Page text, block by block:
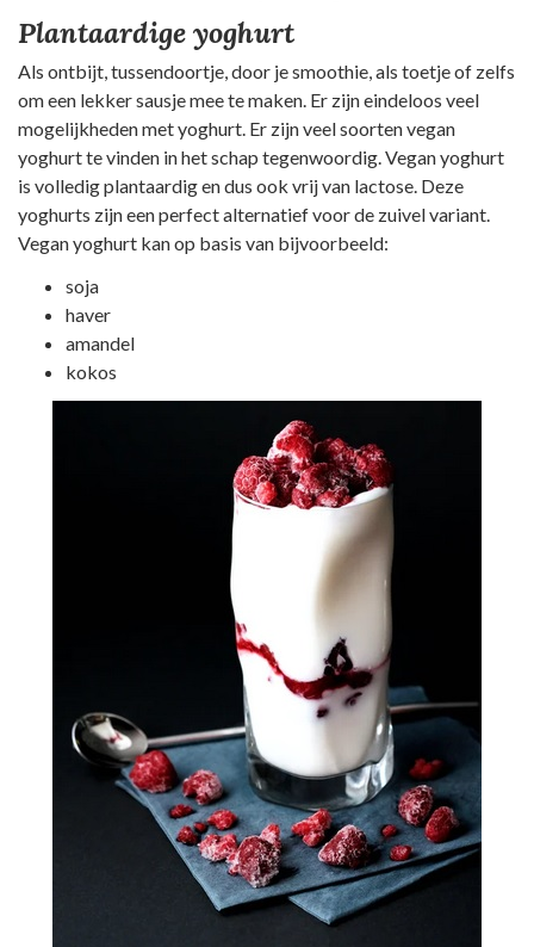
Plantaardige yoghurt
Als ontbijt, tussendoortje, door je smoothie, als toetje of zelfs
om een lekker sausje mee te maken. Er zijn eindeloos veel
mogelijkheden met yoghurt. Er zijn veel soorten vegan
yoghurt te vinden in het schap tegenwoordig. Vegan yoghurt
is volledig plantaardig en dus ook vrij van lactose. Deze
yoghurts zijn een perfect alternatief voor de zuivel variant.
Vegan yoghurt kan op basis van bijvoorbeeld:
soja
haver
amandel
kokos